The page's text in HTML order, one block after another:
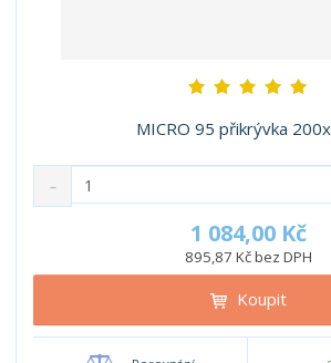
MICRO 95 přikrývka
1 084,00 Kč
895,87 Kč bez DPH
i
p
S
t
n
Koupit